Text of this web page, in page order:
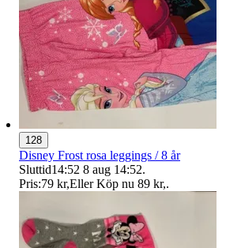
128
Disney Frost rosa leggings / 8 år
Sluttid14:52 8 aug 14:52.
Pris:79 kr,Eller Köp nu 89 kr,.